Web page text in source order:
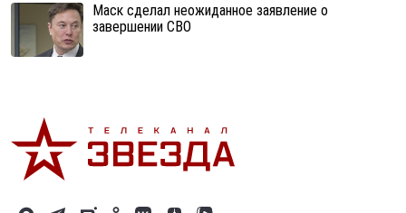
Маск сделал неожиданное заявление о
завершении СВО